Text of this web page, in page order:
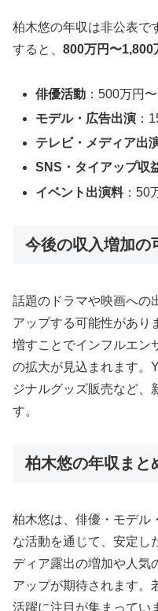
柏木悠の年収は非公表で
すると、 800万円〜1,800
俳優活動 ：500万円
モデル・広告出演 ：
テレビ・メディア出
SNS・タイアップ収
イベント出演料：50
今後の収入増加の
話題のドラマや映画への
アップする可能性があり
増すことでインフルエン
の拡大が見込まれます。
ジナルグッズ販売など、
す。
柏木悠の年収まと
柏木悠は、俳優・モデル
な活動を通じて、安定し
ディア露出の増加や人気
アップが期待されます。
活躍に注目が集まってい